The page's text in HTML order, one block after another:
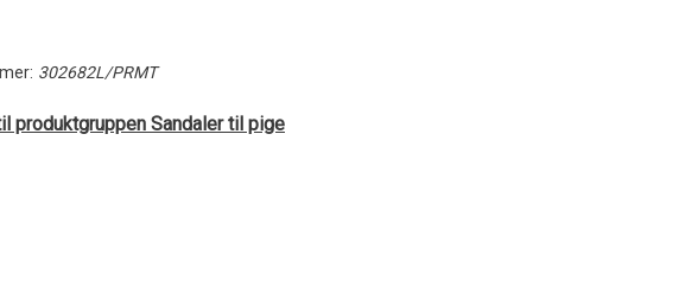
302682L/PRMT
produktgruppen Sandaler til pige